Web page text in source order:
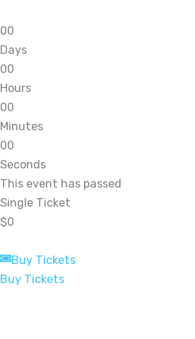
00
Days
00
Hours
00
Minutes
00
Seconds
This event has passed
Single Ticket
$0
Buy Tickets
Buy Tickets